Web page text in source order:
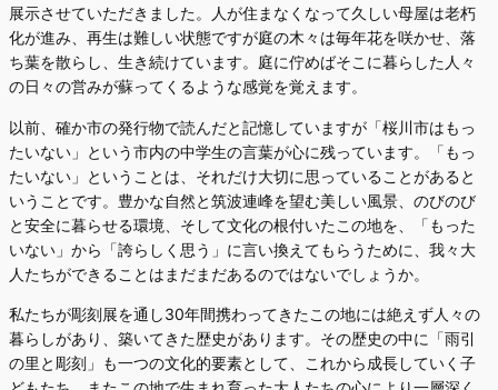
展示させていただきました。人が住まなくなって久しい母屋は老朽
化が進み、再生は難しい状態ですが庭の木々は毎年花を咲かせ、落
ち葉を散らし、生き続けています。庭に佇めばそこに暮らした人々
の日々の営みが蘇ってくるような感覚を覚えます。
以前、確か市の発行物で読んだと記憶していますが「桜川市はもっ
たいない」という市内の中学生の言葉が心に残っています。「もっ
たいない」ということは、それだけ大切に思っていることがあると
いうことです。豊かな自然と筑波連峰を望む美しい風景、のびのび
と安全に暮らせる環境、そして文化の根付いたこの地を、「もった
いない」から「誇らしく思う」に言い換えてもらうために、我々大
人たちができることはまだまだあるのではないでしょうか。
私たちが彫刻展を通し30年間携わってきたこの地には絶えず人々の
暮らしがあり、築いてきた歴史があります。その歴史の中に「雨引
の里と彫刻」も一つの文化的要素として、これから成長していく子